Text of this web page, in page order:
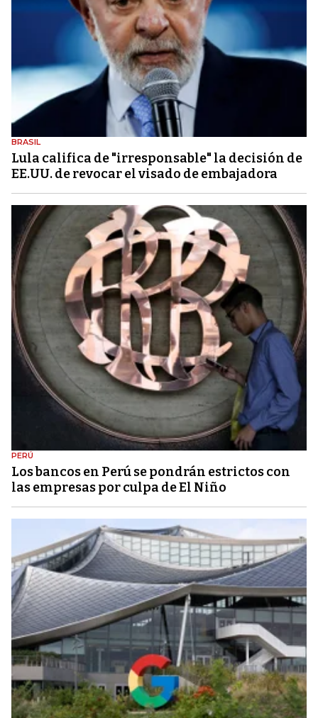
BRASIL
Lula califica de "irresponsable" la decisión de
EE.UU. de revocar el visado de embajadora
PERÚ
Los bancos en Perú se pondrán estrictos con
las empresas por culpa de El Niño